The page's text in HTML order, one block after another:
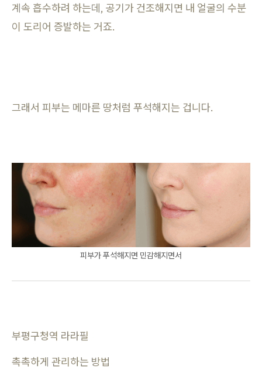
계속 흡수하려 하는데, 공기가 건조해지면 내 얼굴의 수분
이 도리어 증발하는 거죠.
그래서 피부는 메마른 땅처럼 푸석해지는 겁니다.
피부가 푸석해지면 민감해지면서
부평구청역 라라필
촉촉하게 관리하는 방법